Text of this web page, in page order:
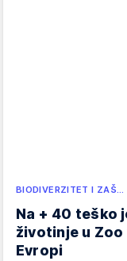
BIODIVERZITET I ZAŠ…
Na + 40 teško
životinje u
Evropi